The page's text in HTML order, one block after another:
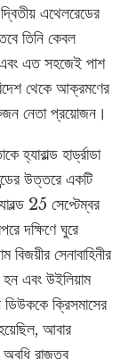
এথেলরেডের
তিনি কেবল
এবং এত সহজেই পাশ
থেকে আক্রমণের
নেতা প্রয়োজন।
হার্ড্রাডা
উত্তরে একটি
25 সেপ্টেম্বর
দক্ষিণে ঘুরে
সেনাবাহিনীর
হন এবং উইলিয়াম
ক্রিসমাসের
আবার
অবধি রাজত্ব